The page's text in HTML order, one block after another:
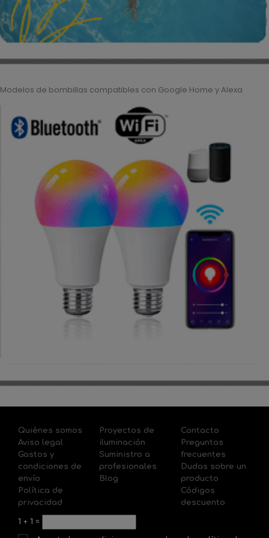
Modelos de bombillas compatibles con Google Home y Alexa
Quiénes somos
Aviso legal
Gastos y
condiciones de
envío
Política de
privacidad
Proyectos de
iluminación
Suministro a
profesionales
Blog
Contacto
Preguntas
frecuentes
Dudas sobre un
producto
Códigos
descuento
1 + 1 =